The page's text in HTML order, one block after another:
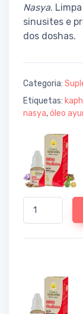
Nasya.
sinusites e
dos doshas.
Categoria:
Etiquetas:
nasya,óleo
Quantidade de